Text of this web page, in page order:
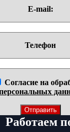
E-mail:
Телефон
Согласие на
Работаем